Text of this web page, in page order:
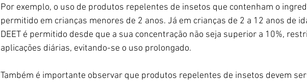
Por exemplo, o uso de produtos repelentes de insetos que contenham o
permitido em crianças menores de 2 anos. Já em crianças de 2 a 12 anos de
DEET é permitido desde que a sua concentração não seja superior a 10%,
aplicações diárias, evitando-se o uso prolongado.
Também é importante observar que produtos repelentes de insetos devem